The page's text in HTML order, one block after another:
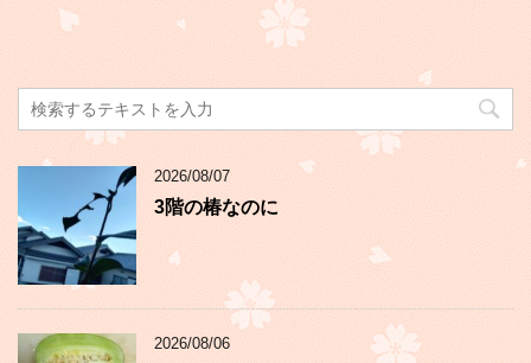
2026/08/07
3階の椿なのに
2026/08/06